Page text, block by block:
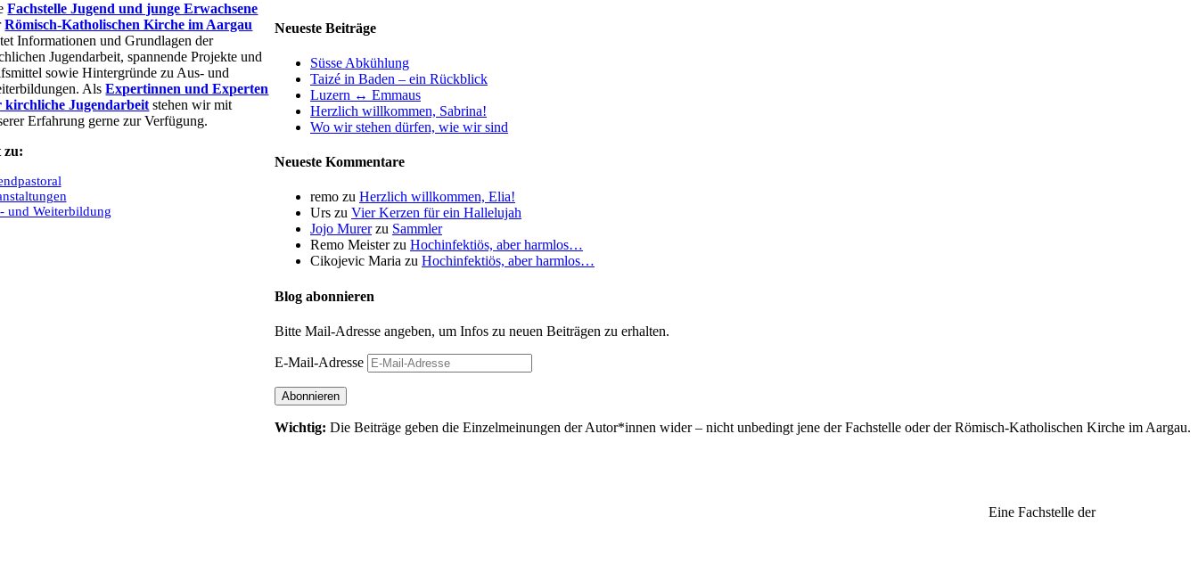
Neueste Beiträge
Süsse Abkühlung
Taizé in Baden – ein Rückblick
Luzern ↔ Emmaus
Herzlich willkommen, Sabrina!
Wo wir stehen dürfen, wie wir sind
Neueste Kommentare
remo zu Herzlich willkommen, Elia!
Urs zu Vier Kerzen für ein Hallelujah
Jojo Murerzu Sammler
Remo Meisterzu Hochinfektiös, aber harmlos…
Cikojevic Maria zu Hochinfektiös, aber harmlos…
Blog abonnieren
Bitte Mail-Adresse angeben, um Infos zu neuen Beiträgen zu erhalten.
E-Mail-Adresse
Abonnieren
Wichtig: Die Beiträge geben die Einzel­meinungen der Autor*innen wider – nicht unbedingt jene der Fach­stelle oder der Römisch-Katholischen Kirche im Aargau.
Fachstelle Jugend und junge Erwachsene
Römisch-Katholischen Kirche im Aargau
Informationen und Grundlagen der
Jugendarbeit, spannende Projekte und
sowie Hintergründe zu Aus- und
AlsExpertinnen und Experten
kirchliche Jugendarbeit stehen wir mit
Erfahrung gerne zur Verfügung.
zu:
und Weiterbildung
Eine Fachstelle der